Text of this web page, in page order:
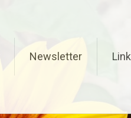
Newsletter